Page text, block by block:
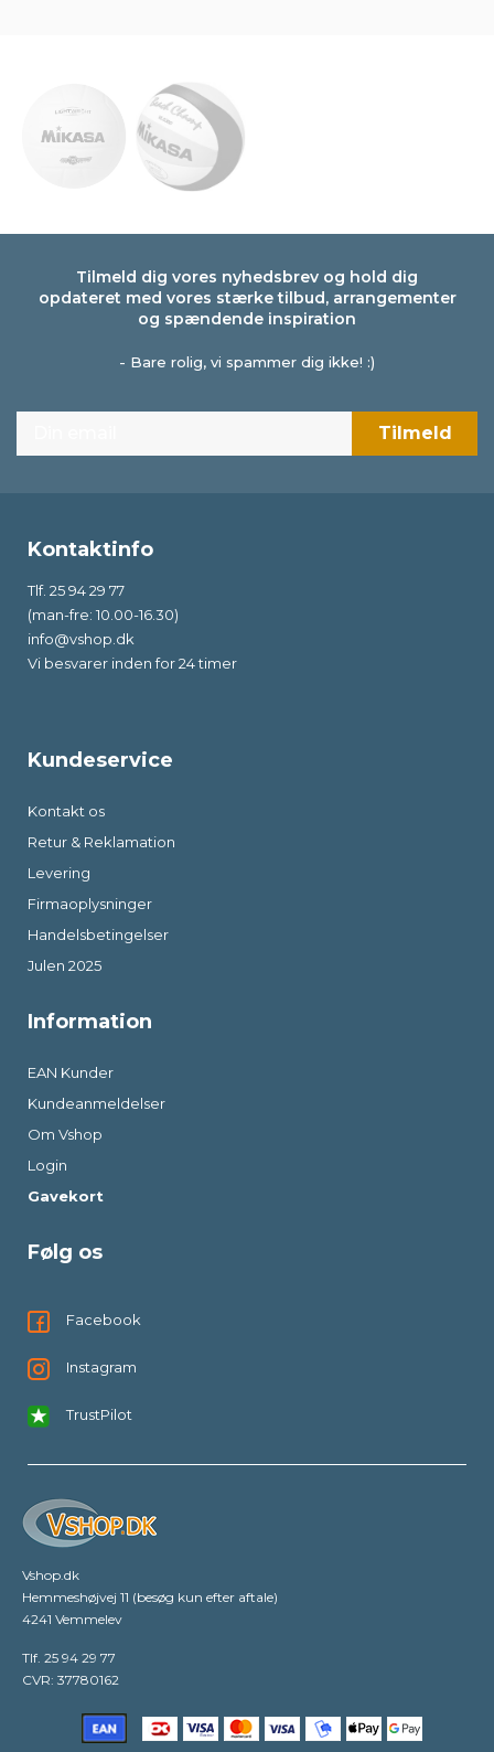
Tilmeld dig vores nyhedsbrev og hold dig
opdateret med vores stærke tilbud, arrangementer
og spændende inspiration
- Bare rolig, vi spammer dig ikke! :)
Kontaktinfo
Tlf. 25 94 29 77
(man-fre: 10.00-16.30)
info@vshop.dk
Vi besvarer inden for 24 timer
Kundeservice
Kontakt os
Retur & Reklamation
Levering
Firmaoplysninger
Handelsbetingelser
Julen 2025
Information
EAN Kunder
Kundeanmeldelser
Om Vshop
Login
Gavekort
Følg os
Facebook
Instagram
TrustPilot
Vshop.dk
Hemmeshøjvej 11 (besøg kun efter aftale)
4241 Vemmelev
Tlf. 25 94 29 77
CVR: 37780162